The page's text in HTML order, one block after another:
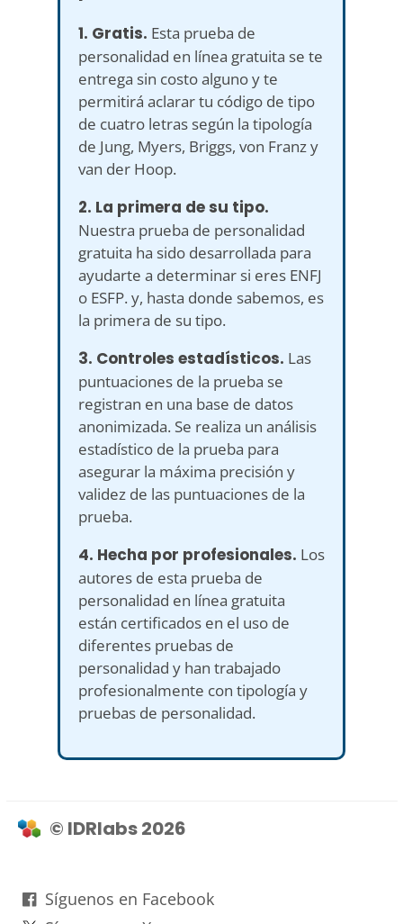
1. Gratis. Esta prueba de
personalidad en línea gratuita se te
entrega sin costo alguno y te
permitirá aclarar tu código de tipo
de cuatro letras según la tipología
de Jung, Myers, Briggs, von Franz y
van der Hoop.
2. La primera de su tipo.
Nuestra prueba de personalidad
gratuita ha sido desarrollada para
ayudarte a determinar si eres ENFJ
o ESFP. y, hasta donde sabemos, es
la primera de su tipo.
3. Controles estadísticos. Las
puntuaciones de la prueba se
registran en una base de datos
anonimizada. Se realiza un análisis
estadístico de la prueba para
asegurar la máxima precisión y
validez de las puntuaciones de la
prueba.
4. Hecha por profesionales. Los
autores de esta prueba de
personalidad en línea gratuita
están certificados en el uso de
diferentes pruebas de
personalidad y han trabajado
profesionalmente con tipología y
pruebas de personalidad.
© IDRlabs 2026
Síguenos en Facebook